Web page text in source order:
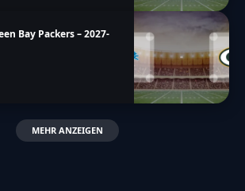
Bay Packers – 2027-
MEHR ANZEIGEN